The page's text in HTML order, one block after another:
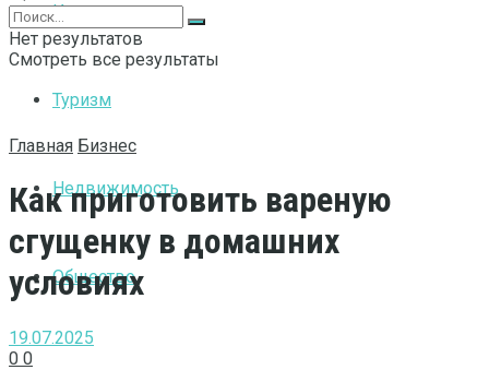
Интернет
Туризм
Недвижимость
Общество
Нет результатов
Смотреть все результаты
Главная Бизнес
Как приготовить вареную
сгущенку в домашних
условиях
19.07.2025
0 0